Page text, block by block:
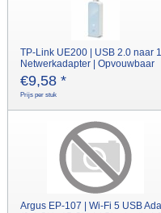
TP-Link UE200 | USB 2.0 naar
Netwerkadapter | Opvouwbaar
€9,58 *
Prijs per stuk
Argus EP-107 | Wi-Fi 5 USB